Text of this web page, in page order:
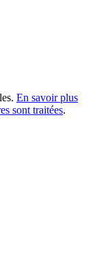
En savoir plus
sont traitées.